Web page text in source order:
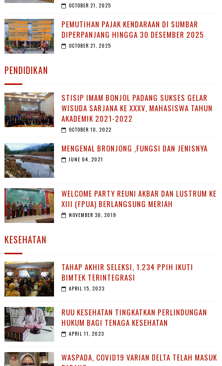
OCTOBER 21, 2025
PEMUTIHAN PAJAK KENDARAAN DI SUMBAR
DIPERPANJANG HINGGA 30 DESEMBER 2025
OCTOBER 21, 2025
PENDIDIKAN
STISIP IMAM BONJOL PADANG SUKSES GELAR
WISUDA SARJANA KE XXXV, MAHASISWA TAHUN
AKADEMIK 2021-2022
OCTOBER 10, 2022
MENGENAL BRONJONG ,FUNGSI DAN JENISNYA
JUNE 04, 2021
WELCOME PARTY REUNI AKBAR DAN LUSTRUM KE
XIII (FPUA) BERLANGSUNG MERIAH
NOVEMBER 30, 2019
KESEHATAN
TAHAP AKHIR SELEKSI, 1.234 PPIH IKUTI
BIMTEK TERINTEGRASI
APRIL 15, 2023
RUU KESEHATAN TINGKATKAN PERLINDUNGAN
HUKUM BAGI TENAGA KESEHATAN
APRIL 11, 2023
WASPADA, COVID19 VARIAN DELTA TELAH MASUK